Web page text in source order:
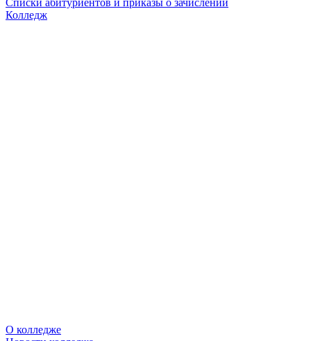
Списки абитуриентов и приказы о зачислении
Колледж
О колледже